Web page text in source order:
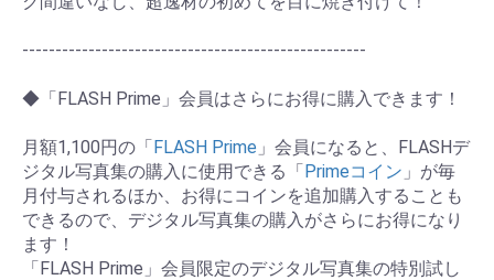
----------------------------------------------------
◆「FLASH Prime」会員はさらにお得に購入できます！
月額1,100円の「FLASH Prime 」会員になると、FLASHデ
ジタル写真集の購入に使用できる「Primeコイン 」が毎
月付与されるほか、お得にコインを追加購入することも
できるので、デジタル写真集の購入がさらにお得になり
ます！
「FLASH Prime」会員限定のデジタル写真集の特別試し